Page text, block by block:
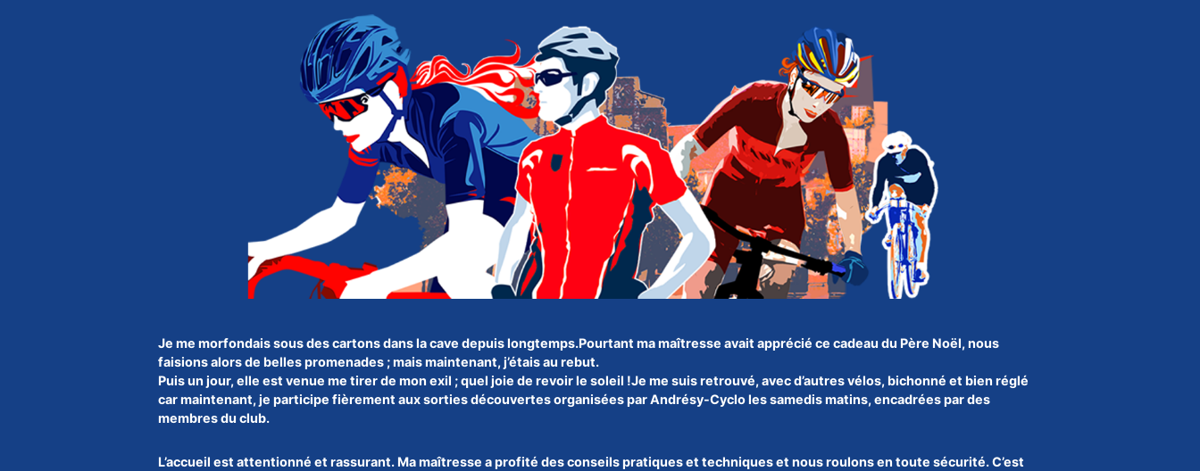
Je me morfondais sous des cartons dans la cave depuis longtemps.Pourtant ma maîtresse avait apprécié ce cadeau du Père Noël, nous
faisions alors de belles promenades ; mais maintenant, j’étais au rebut.
Puis un jour, elle est venue me tirer de mon exil ; quel joie de revoir le soleil !Je me suis retrouvé, avec d’autres vélos, bichonné et bien réglé
car maintenant, je participe fièrement aux sorties découvertes organisées par Andrésy-Cyclo les samedis matins, encadrées par des
membres du club.
L’accueil est attentionné et rassurant. Ma maîtresse a profité des conseils pratiques et techniques et nous roulons en toute sécurité. C’est